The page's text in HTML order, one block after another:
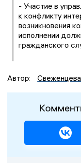
- Участие в
к конфликту
возникновения
исполнении
гражданского
Автор: